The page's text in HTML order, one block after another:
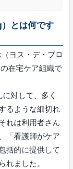
とは何です
ヨス・デ・ブロ
在宅ケア組織で
対して、多く
るような細切れ
れは利用者さん
「看護師がケア
括的に提供して
ました。